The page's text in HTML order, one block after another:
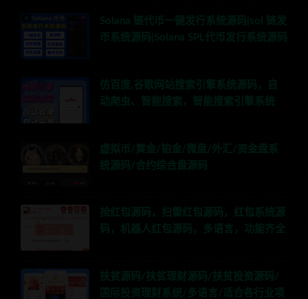
Solana 链代币一键发行系统源码|sol 链发
币系统源码|Solana SPL代币发行系统源码
仿百度,谷歌网站搜索引擎系统源码，自
动爬虫、智能搜索，智能搜索引擎系统
虚拟币/黄金/铂金/微盘/外汇/资金盘系
统源码/合约综合盘源码
抢红包源码，扫雷红包源码，红包系统源
码，机器人红包源码，多语言，功能齐全
扶贫源码/扶贫理财源码/扶贫投资源码/
国际投资理财系统/多语言/适合各行业项